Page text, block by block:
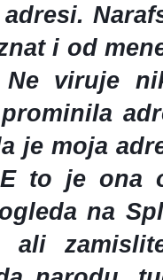
i od
viruje
je moja
to je ona
na
ali